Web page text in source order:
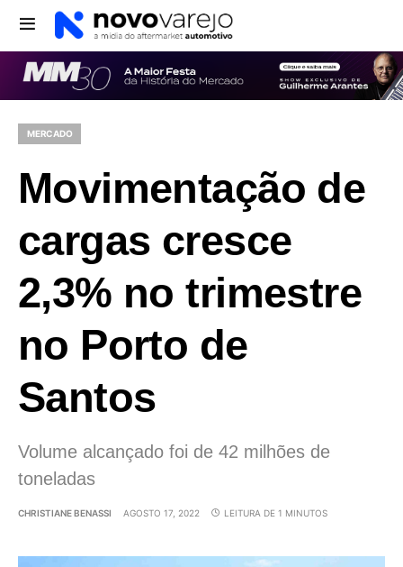
MERCADO
Movimentação de
cargas cresce
2,3% no trimestre
no Porto de
Santos
Volume alcançado foi de 42 milhões de
toneladas
CHRISTIANE BENASSI AGOSTO 17, 2022 LEITURA DE 1 MINUTOS